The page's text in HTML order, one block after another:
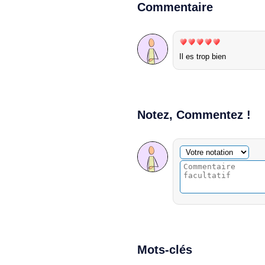
Commentaire
Il es trop bien
Notez, Commentez !
Commentaire facultatif
Votre notation
Mots-clés